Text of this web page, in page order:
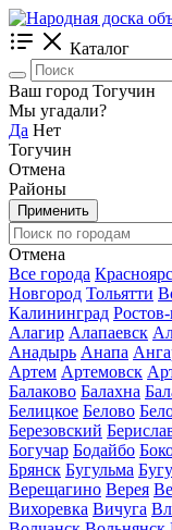
Каталог
Ваш город Тогучин
Мы угадали?
Да Нет
Тогучин
Отмена
Районы
Применить
Отмена
Все города
Новгород Тольятти
Калининград
Алагир Алапаевск
Анадырь Анапа
Артем Артемовск
Балаково Балахна
Белицкое Белово
Березовский
Богучар Бодайбо
Брянск Бугульма
Верещагино Верея
Вихоревка Вичуга